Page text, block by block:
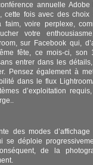
annuelle
cette fois avec des
faim, voire perplexe,
votre
sur Facebook qui,
fête, ce mois-ci, son
entrer dans les
Pensez également à
dans le flux
d’exploitation
des modes
déploie
de la